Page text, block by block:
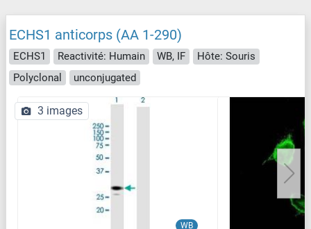
ECHS1 anticorps (AA 1-290)
ECHS1 Reactivité: Humain WB, IF
Hôte: Souris
Polyclonal
unconjugated
WB
3 images